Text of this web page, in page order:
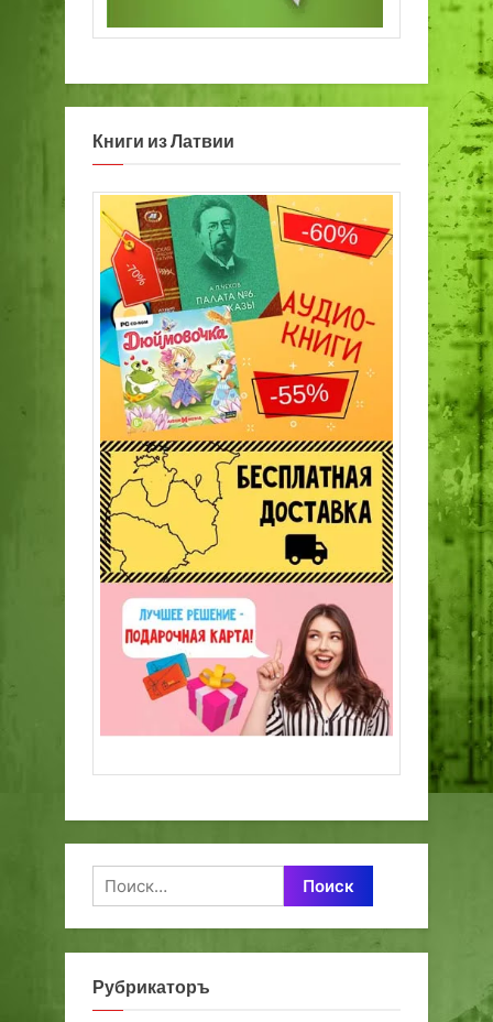
Книги из Латвии
Найти:
Рубрикаторъ